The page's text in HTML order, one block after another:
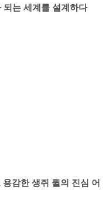
는 세계를 설계하다
감한 생쥐 퀼의 진심 어